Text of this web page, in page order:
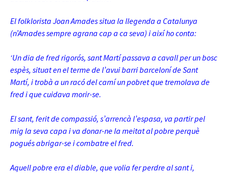
El folklorista Joan Amades situa la llegenda a Catalunya
(n’Amades sempre agrana cap a ca seva) i així ho conta:
‘Un dia de fred rigorós, sant Martí passava a cavall per un bosc
espès, situat en el terme de l’avui barri barceloní de Sant
Martí, i trobà a un racó del camí un pobret que tremolava de
fred i que cuidava morir-se.
El sant, ferit de compassió, s’arrencà l’espasa, va partir pel
mig la seva capa i va donar-ne la meitat al pobre perquè
pogués abrigar-se i combatre el fred.
Aquell pobre era el diable, que volia fer perdre al sant i,